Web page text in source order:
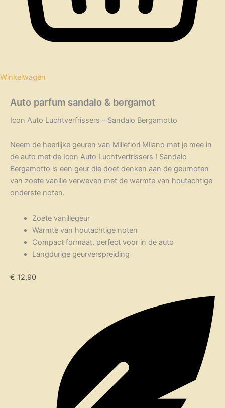
Winkelwagen
Auto parfum sandalo & bergamot
Icon Auto Luchtverfrissers – Sandalo Bergamotto
Neem de heerlijke geuren van Millefiori Milano met je mee in
de auto met de Icon Auto Luchtverfrissers ! Sandalo
Bergamotto is een geur die doet denken aan de geurnoten
van zoete vanille verweven met de warmte van houtachtige
onderste noten.
Zoete vanillegeur
Warmte van houtachtige noten
Compact formaat, perfect voor in de auto
Langdurige geurverspreiding
€ 12,90